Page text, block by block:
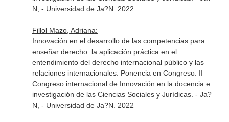
N, - Universidad de Ja?N. 2022
Fillol Mazo, Adriana:
Innovación en el desarrollo de las competencias para
enseñar derecho: la aplicación práctica en el
entendimiento del derecho internacional público y las
relaciones internacionales. Ponencia en Congreso. II
Congreso internacional de Innovación en la docencia e
investigación de las Ciencias Sociales y Jurídicas. - Ja?
N, - Universidad de Ja?N. 2022